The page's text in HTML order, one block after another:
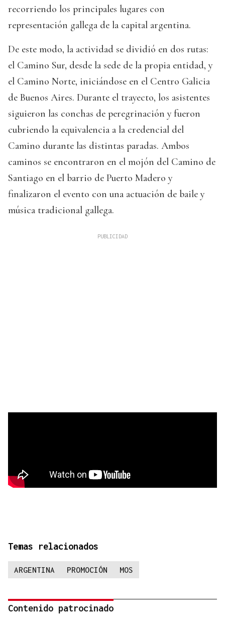
recorriendo los principales lugares con
representación gallega de la capital argentina.
De este modo, la actividad se dividió en dos rutas:
el Camino Sur, desde la sede de la propia entidad, y
el Camino Norte, iniciándose en el Centro Galicia
de Buenos Aires. Durante el trayecto, los asistentes
siguieron las conchas de peregrinación y fueron
cubriendo la equivalencia a la credencial del
Camino durante las distintas paradas. Ambos
caminos se encontraron en el mojón del Camino de
Santiago en el barrio de Puerto Madero y
finalizaron el evento con una actuación de baile y
música tradicional gallega.
Temas relacionados
ARGENTINA PROMOCIÓN MOS
Contenido patrocinado